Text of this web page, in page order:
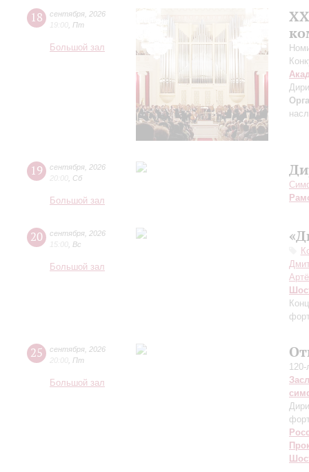
18 сентября 2026
19:00 Пт
Большой зал
19 сентября 2026
20:00 Сб
Большой зал
20 сентября 2026
15:00 Вс
Большой зал
25 сентября 2026
20:00 Пт
Большой зал